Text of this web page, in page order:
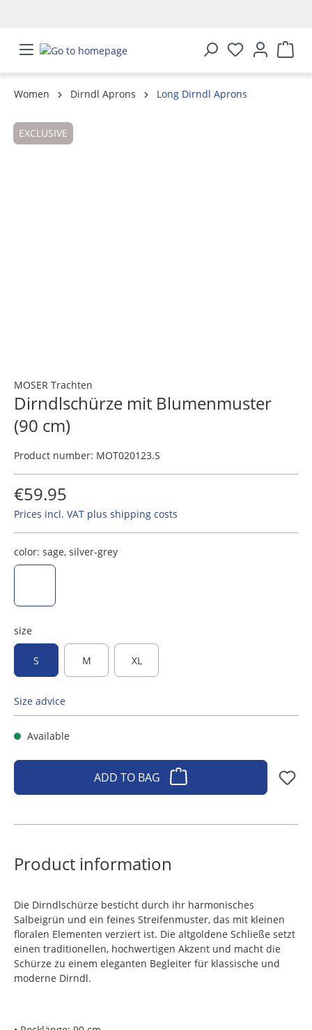
Women Dirndl Aprons
Long Dirndl Aprons
EXCLUSIVE
MOSER Trachten
Dirndlschürze mit Blumenmuster
(90 cm)
Product number: MOT020123.S
€59.95
Prices incl. VAT plus shipping costs
color: sage, silver-grey
size
S M XL
Size advice
Available
ADD TO BAG
Product information
Die Dirndlschürze besticht durch ihr harmonisches
Salbeigrün und ein feines Streifenmuster, das mit kleinen
floralen Elementen verziert ist. Die altgoldene Schließe setzt
einen traditionellen, hochwertigen Akzent und macht die
Schürze zu einem eleganten Begleiter für klassische und
moderne Dirndl.